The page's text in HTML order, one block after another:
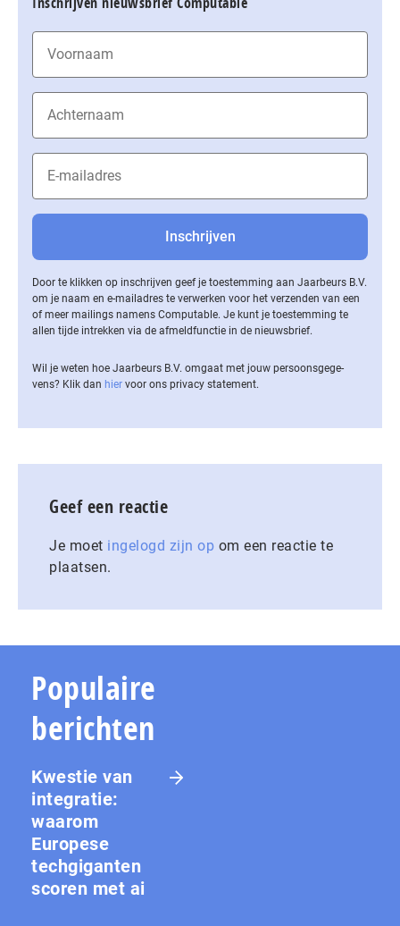
Door te klikken op inschrijven geef je toestemming aan Jaarbeurs B.V.
om je naam en e-mailadres te verwerken voor het verzenden van een
of meer mailings namens Computable. Je kunt je toestemming te
allen tijde intrekken via de af­meld­func­tie in de nieuwsbrief.
Wil je weten hoe Jaarbeurs B.V. omgaat met jouw per­soons­ge­ge­
vens? Klik dan hier voor ons privacy statement.
Geef een reactie
Je moet ingelogd zijn op om een reactie te
plaatsen.
Populaire
berichten
Kwestie van
integratie:
waarom
Europese
techgiganten
scoren met ai